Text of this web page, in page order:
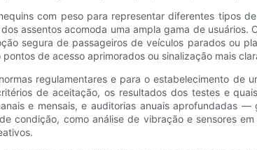
com peso para representar diferentes tipos
assentos acomoda uma ampla gama de usuários.
segura de passageiros de veículos parados ou
de acesso aprimorados ou sinalização mais
regulamentares e para o estabelecimento de
de aceitação, os resultados dos testes e
e mensais, e auditorias anuais aprofundadas
condição, como análise de vibração e sensores